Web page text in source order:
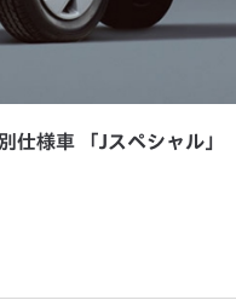
様車 「Jスペシャル」